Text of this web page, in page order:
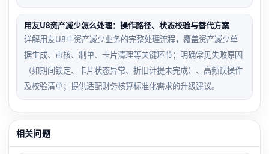
用友U8资产减少怎么处理：操作路径、状态校验与替代方案
详解用友U8中资产减少业务的完整处理流程，覆盖资产减少单
据生成、审核、制单、卡片清理等关键环节；明确常见失败原因
（如期间锁定、卡片状态异常、折旧计提未完成）、高频误操作
及校验清单；提供适配财务核算标准化需求的升级建议。
相关问题